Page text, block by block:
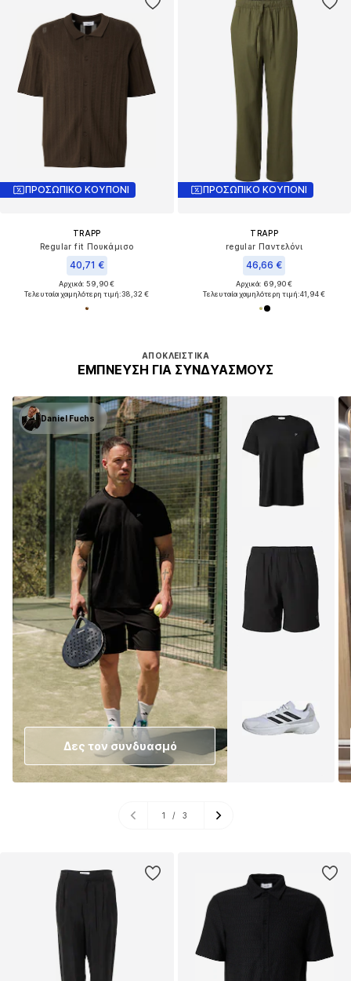
ΠΡΟΣΩΠΙΚΟ ΚΟΥΠΟΝΙ
TRAPP
Regular fit Πουκάμισο
40,71 €
Αρχικά: 59,90 €
Τελευταία χαμηλότερη τιμή:38,32 €
ΠΡΟΣΩΠΙΚΟ ΚΟΥΠΟΝΙ
TRAPP
regular Παντελόνι
46,66 €
Αρχικά: 69,90 €
Τελευταία χαμηλότερη τιμή:41,94 €
AΠΟΚΛΕΙΣΤΙΚΆ
ΈΜΠΝΕΥΣΗ ΓΙΑ ΣΥΝΔΥΑΣΜΟΎΣ
Daniel Fuchs
Δες τον συνδυασμό
1 / 3